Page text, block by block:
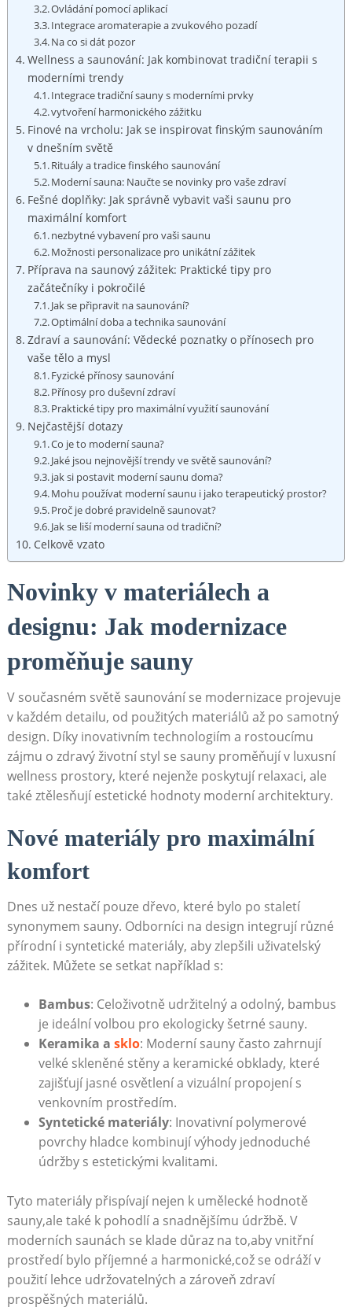
Ovládání pomocí aplikací
Integrace ⁤aromaterapie a zvukového pozadí
Na co si dát pozor
Wellness a saunování: Jak kombinovat tradiční terapii s
⁤moderními⁢ trendy
Integrace tradiční sauny s‌ moderními prvky
vytvoření harmonického zážitku
Finové na vrcholu: Jak se inspirovat finským saunováním⁢
v dnešním‍ světě
Rituály a‌ tradice finského saunování
Moderní sauna: ⁣Naučte se novinky pro vaše​ zdraví
Fešné⁢ doplňky: Jak správně vybavit vaši‌ saunu pro
maximální komfort
nezbytné vybavení pro vaši saunu
Možnosti personalizace pro unikátní zážitek
Příprava na⁤ saunový zážitek: Praktické tipy pro
začátečníky ​i pokročilé
Jak se připravit na saunování?
Optimální doba a‌ technika saunování
Zdraví a saunování: Vědecké poznatky o přínosech pro
vaše tělo a mysl
Fyzické přínosy saunování
Přínosy ‍pro duševní zdraví
Praktické tipy pro‍ maximální využití saunování
Nejčastější dotazy
Co je ⁣to moderní sauna?
Jaké jsou ⁤nejnovější trendy ve světě ⁢saunování?
jak si postavit moderní saunu doma?
Mohu používat moderní ‌saunu ⁤i‍ jako terapeutický ‍prostor?
Proč ‍je dobré pravidelně​ saunovat?
Jak​ se liší‌ moderní sauna od tradiční?
Celkově vzato
Novinky v⁤ materiálech a
designu: Jak modernizace
proměňuje⁤ sauny
V současném světě saunování⁣ se ​modernizace projevuje
v každém detailu, od použitých materiálů až po samotný
design. Díky ⁢inovativním technologiím a rostoucímu
zájmu o zdravý​ životní styl se​ sauny proměňují v ‍luxusní
wellness prostory, které nejenže poskytují relaxaci, ale‌
také ztělesňují estetické​ hodnoty moderní architektury.
Nové materiály ⁣pro maximální
‌komfort
Dnes⁣ už⁢ nestačí ⁣pouze dřevo, které bylo ⁣po ‌staletí
synonymem sauny. Odborníci na design integrují různé
přírodní i syntetické materiály, aby zlepšili uživatelský ​
zážitek. Můžete se setkat například s:
Bambus: Celoživotně udržitelný a odolný, bambus
je ideální volbou​ pro ekologicky šetrné sauny.
Keramika a⁤ sklo: Moderní ‍sauny⁣ často zahrnují
‍velké skleněné ‌stěny a keramické obklady, které
zajišťují jasné osvětlení a vizuální propojení ⁢s
venkovním ​prostředím.
Syntetické materiály:‌ Inovativní polymerové
povrchy hladce kombinují výhody jednoduché
údržby s ⁢estetickými kvalitami.
Tyto materiály přispívají nejen k‌ umělecké‌ hodnotě
sauny,ale také k‍ pohodlí a snadnějšímu údržbě. V
moderních saunách se klade důraz na to,aby ⁢vnitřní⁤
prostředí bylo příjemné ‍a ​harmonické,což se odráží v
použití lehce udržovatelných a zároveň zdraví⁤
prospěšných materiálů.